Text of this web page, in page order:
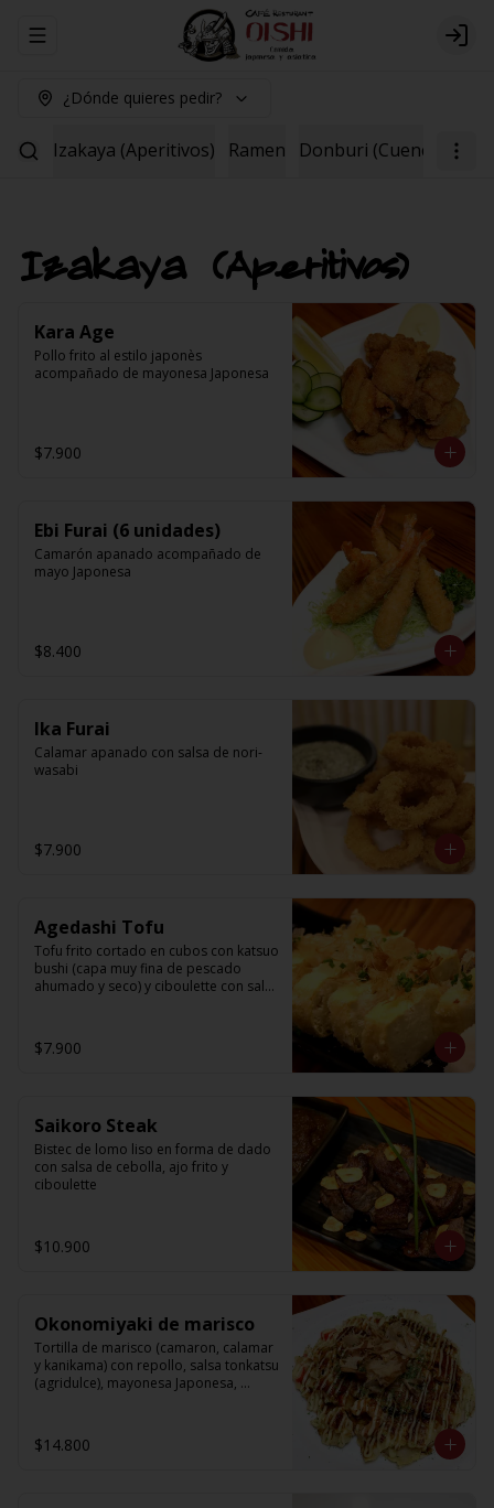
Abrir menu de navegación Login
¿Dónde quieres pedir?
Izakaya (Aperitivos) Ramen Donburi (Cuenco)
Izakaya (Aperitivos)
Kara Age
Pollo frito al estilo japonès
acompañado de mayonesa Japonesa
$7.900
Ebi Furai (6 unidades)
Camarón apanado acompañado de
mayo Japonesa
$8.400
Ika Furai
Calamar apanado con salsa de nori-
wasabi
$7.900
Agedashi Tofu
Tofu frito cortado en cubos con katsuo
bushi (capa muy fina de pescado
ahumado y seco) y ciboulette con salsa
$7.900
Saikoro Steak
Bistec de lomo liso en forma de dado
con salsa de cebolla, ajo frito y
ciboulette
$10.900
Okonomiyaki de marisco
Tortilla de marisco (camaron, calamar
y kanikama) con repollo, salsa tonkatsu
(agridulce), mayonesa Japonesa,
$14.800